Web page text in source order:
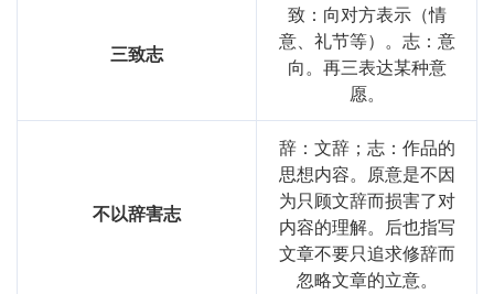
三致志
致：向对方表示（情
意、礼节等）。志：意
向。再三表达某种意
愿。
不以辞害志
辞：文辞；志：作品的
思想内容。原意是不因
为只顾文辞而损害了对
内容的理解。后也指写
文章不要只追求修辞而
忽略文章的立意。